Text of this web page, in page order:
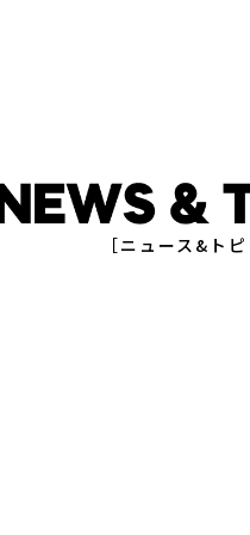
［ニュース&トピ